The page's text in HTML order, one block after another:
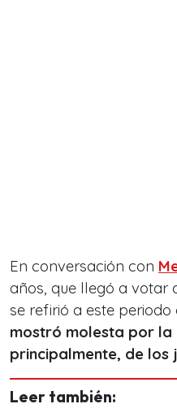
En conversación con
años, que llegó a votar
se refirió a este periodo
mostró molesta por
principalmente, de los
Leer también: